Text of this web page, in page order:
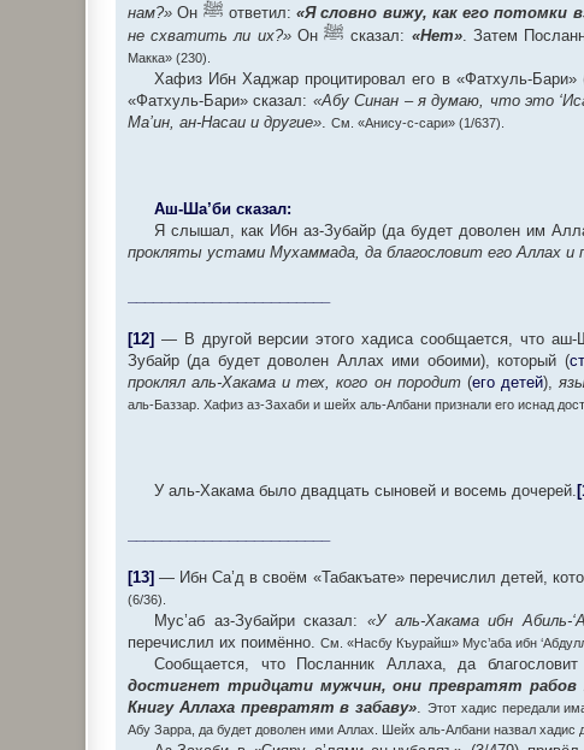
нам?» Он ﷺ ответил:«Я словно вижу, как его потомки
не схватить ли их?»Онﷺ сказал: «Нет». Затем
Макка» (230).
Хафиз Ибн Хаджар процитировал его в «Фатхуль-Бари»
«Фатхуль-Бари» сказал: «Абу Синан – я думаю, что это
Ма’ин, ан-Насаи и другие»
См. «Анису-с-сари» (1/637).
Аш-Ша’би сказал:
Я слышал, как Ибн аз-Зубайр (да будет доволен им
прокляты устами Мухаммада, да благословит его Аллах
[12] — В другой версии этого хадиса сообщается, что
Зубайр (да будет доволен Аллах ими обоими), который (
проклял аль-Хакама и тех, кого он породит(его детей),
аль-Баззар. Хафиз аз-Захаби и шейх аль-Албани признали его иснад
У аль-Хакама было двадцать сыновей и восемь дочерей.
[13] — Ибн Са’д в своём «Табакъате» перечислил детей,
(6/36).
Мус’аб аз-Зубайри сказал: «У аль-Хакама ибн Абиль-
перечислил их поимённо.
См. «Насбу Къурайш» Мус’аба ибн
Сообщается, что Посланник Аллаха, да
достигнет тридцати мужчин, они превратят рабов
Книгу Аллаха превратят в забаву»
Этот хадис передали
Абу Зарра, да будет доволен ими Аллах. Шейх аль-Албани назвал